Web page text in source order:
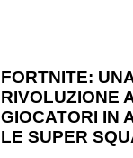
FORTNITE:
RIVOLUZIONE
GIOCATORI IN
LE SUPER